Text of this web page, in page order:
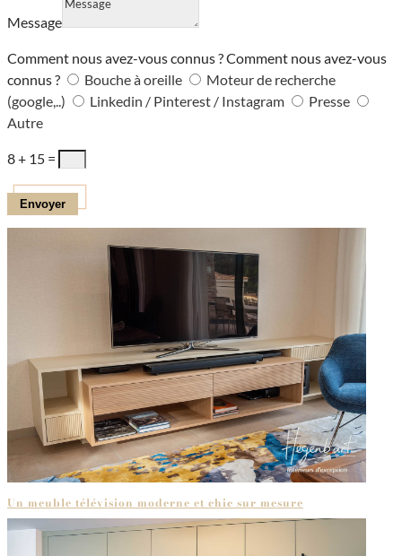
Message
Comment nous avez-vous connus ?Comment nous avez-vous
connus ?
Bouche à oreille
Moteur de recherche
(google,..)
Linkedin / Pinterest / Instagram
Presse
Autre
8 + 15 =
Envoyer
Un meuble télévision moderne et chic sur mesure